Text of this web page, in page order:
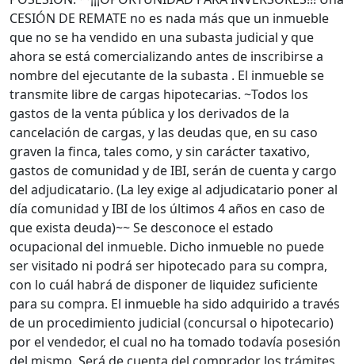
CESIÓN DE REMATE no es nada más que un inmueble
que no se ha vendido en una subasta judicial y que
ahora se está comercializando antes de inscribirse a
nombre del ejecutante de la subasta . El inmueble se
transmite libre de cargas hipotecarias. ~Todos los
gastos de la venta pública y los derivados de la
cancelación de cargas, y las deudas que, en su caso
graven la finca, tales como, y sin carácter taxativo,
gastos de comunidad y de IBI, serán de cuenta y cargo
del adjudicatario. (La ley exige al adjudicatario poner al
día comunidad y IBI de los últimos 4 años en caso de
que exista deuda)~~ Se desconoce el estado
ocupacional del inmueble. Dicho inmueble no puede
ser visitado ni podrá ser hipotecado para su compra,
con lo cuál habrá de disponer de liquidez suficiente
para su compra. El inmueble ha sido adquirido a través
de un procedimiento judicial (concursal o hipotecario)
por el vendedor, el cual no ha tomado todavía posesión